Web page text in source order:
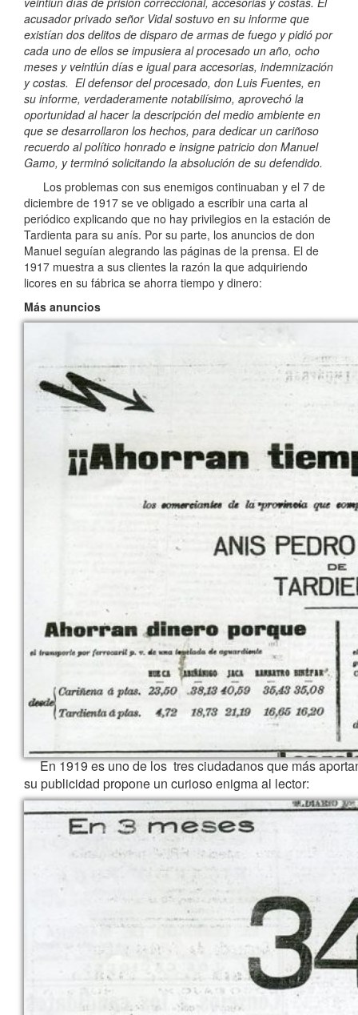
acusador privado señor Vidal sostuvo en su informe que
existían dos delitos de disparo de armas de fuego y pidió por
cada uno de ellos se impusiera al procesado un año, ocho
meses y veintiún días e igual para accesorias, indemnización
y costas. El defensor del procesado, don Luis Fuentes, en
su informe, verdaderamente notabilísimo, aprovechó la
oportunidad al hacer la descripción del medio ambiente en
que se desarrollaron los hechos, para dedicar un cariñoso
recuerdo al político honrado e insigne patricio don Manuel
Gamo, y terminó solicitando la absolución de su defendido.
Los problemas con sus enemigos continuaban y el 7 de
diciembre de 1917 se ve obligado a escribir una carta al
periódico explicando que no hay privilegios en la estación de
Tardienta para su anís. Por su parte, los anuncios de don
Manuel seguían alegrando las páginas de la prensa. El de
1917 muestra a sus clientes la razón la que adquiriendo
licores en su fábrica se ahorra tiempo y dinero:
Más anuncios
En 1919 es uno de los tres ciudadanos que más
su publicidad propone un curioso enigma al lector: